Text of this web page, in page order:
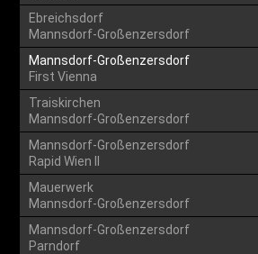
Ebreichsdorf
Mannsdorf-Großenzersdorf
Mannsdorf-Großenzersdorf
First Vienna
Traiskirchen
Mannsdorf-Großenzersdorf
Mannsdorf-Großenzersdorf
Rapid Wien II
Mauerwerk
Mannsdorf-Großenzersdorf
Mannsdorf-Großenzersdorf
Parndorf